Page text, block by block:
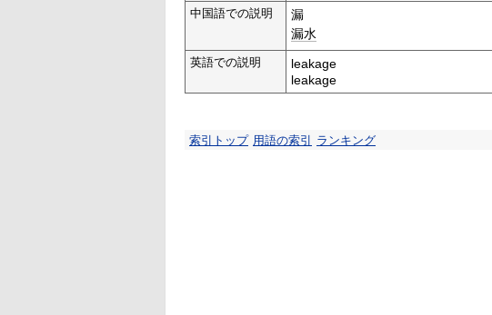
中国語での説明
漏
漏水
英語での説明
leakage
leakage
索引トップ 用語の索引 ランキング